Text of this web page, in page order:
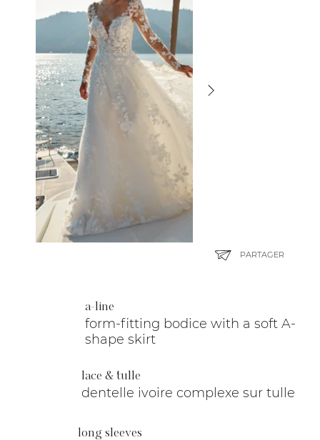
a-line
form-fitting bodice with a soft A-
shape skirt
lace & tulle
dentelle ivoire complexe sur tulle
long sleeves
PARTAGER